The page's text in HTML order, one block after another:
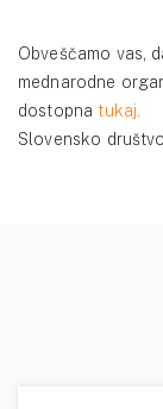
Obveščamo vas,
mednarodne
dostopna tukaj.
Slovensko